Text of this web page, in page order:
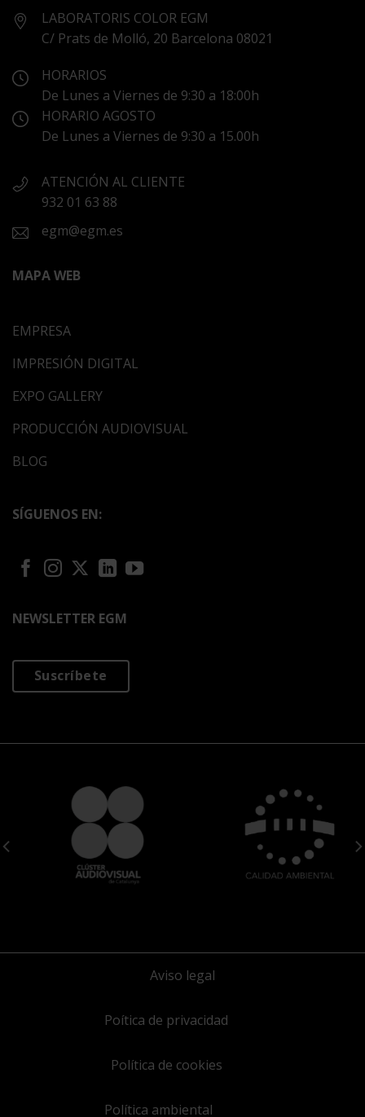
LABORATORIS COLOR EGM
C/ Prats de Molló, 20 Barcelona 08021
HORARIOS
De Lunes a Viernes de 9:30 a 18:00h
HORARIO AGOSTO
De Lunes a Viernes de 9:30 a 15.00h
ATENCIÓN AL CLIENTE
932 01 63 88
egm@egm.es
MAPA WEB
EMPRESA
IMPRESIÓN DIGITAL
EXPO GALLERY
PRODUCCIÓN AUDIOVISUAL
BLOG
SÍGUENOS EN:
NEWSLETTER EGM
Suscríbete
Aviso legal
Poítica de privacidad
Política de cookies
Política ambiental